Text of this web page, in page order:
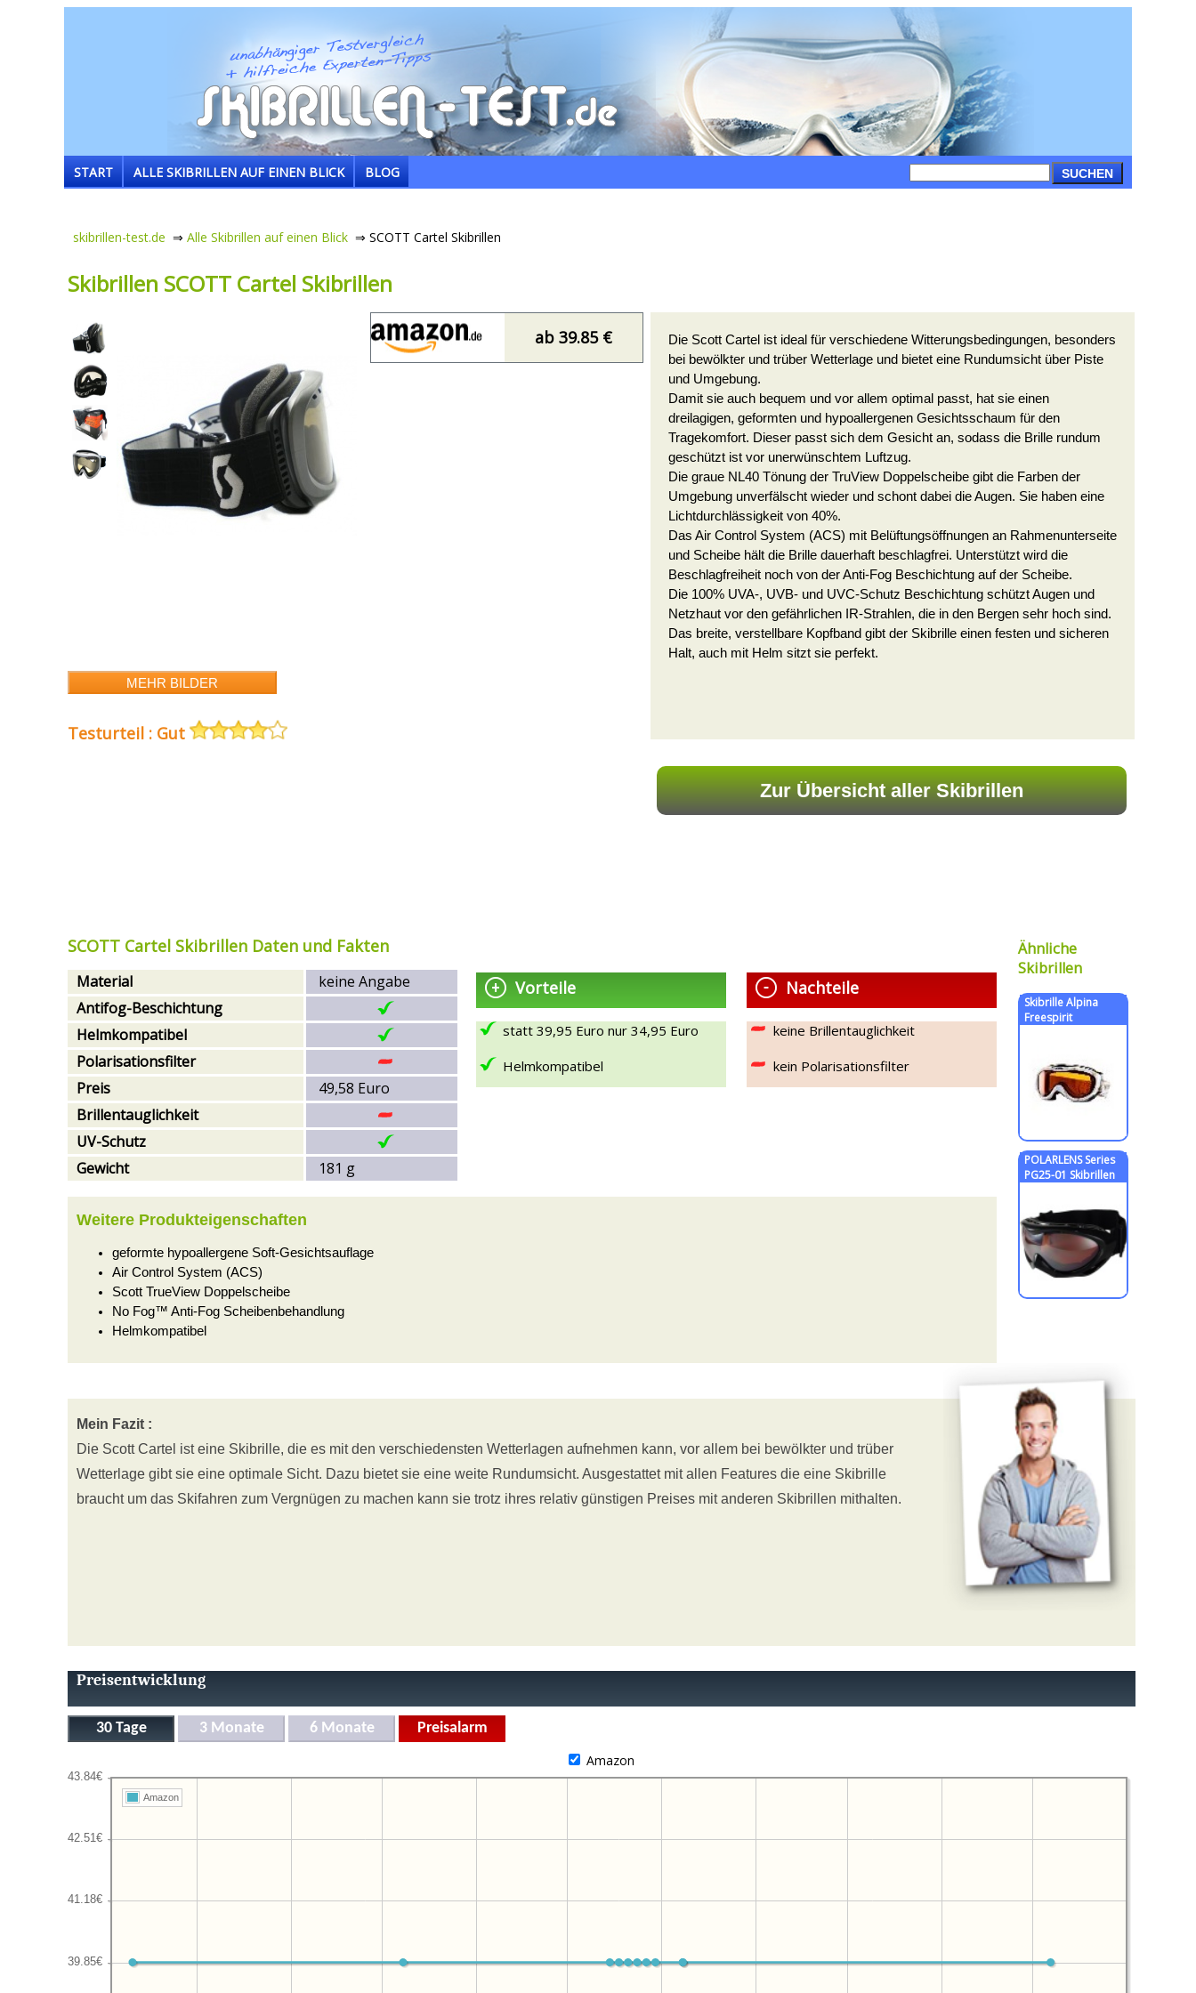
START ALLE SKIBRILLEN AUF EINEN BLICK BLOG SUCHEN
skibrillen-test.de ⇒ Alle Skibrillen auf einen Blick ⇒ SCOTT Cartel Skibrillen
Skibrillen SCOTT Cartel Skibrillen
Testurteil : Gut
ab 39.85 €
Die Scott Cartel ist ideal für verschiedene Witterungsbedingungen, besonders
bei bewölkter und trüber Wetterlage und bietet eine Rundumsicht über Piste
und Umgebung.
Damit sie auch bequem und vor allem optimal passt, hat sie einen
dreilagigen, geformten und hypoallergenen Gesichtsschaum für den
Tragekomfort. Dieser passt sich dem Gesicht an, sodass die Brille rundum
geschützt ist vor unerwünschtem Luftzug.
Die graue NL40 Tönung der TruView Doppelscheibe gibt die Farben der
Umgebung unverfälscht wieder und schont dabei die Augen. Sie haben eine
Lichtdurchlässigkeit von 40%.
Das Air Control System (ACS) mit Belüftungsöffnungen an Rahmenunterseite
und Scheibe hält die Brille dauerhaft beschlagfrei. Unterstützt wird die
Beschlagfreiheit noch von der Anti-Fog Beschichtung auf der Scheibe.
Die 100% UVA-, UVB- und UVC-Schutz Beschichtung schützt Augen und
Netzhaut vor den gefährlichen IR-Strahlen, die in den Bergen sehr hoch sind.
Das breite, verstellbare Kopfband gibt der Skibrille einen festen und sicheren
Halt, auch mit Helm sitzt sie perfekt.
SCOTT Cartel Skibrillen Daten und Fakten
Material
keine Angabe
Antifog-Beschichtung
Helmkompatibel
Polarisationsfilter
Preis
49,58 Euro
Brillentauglichkeit
UV-Schutz
Gewicht
181 g
Vorteile
statt 39,95 Euro nur 34,95 Euro
Helmkompatibel
Nachteile
keine Brillentauglichkeit
kein Polarisationsfilter
Weitere Produkteigenschaften
geformte hypoallergene Soft-Gesichtsauflage
Air Control System (ACS)
Scott TrueView Doppelscheibe
No Fog™ Anti-Fog Scheibenbehandlung
Helmkompatibel
Ähnliche
Skibrillen
Skibrille Alpina
Freespirit
POLARLENS Series
PG25-01 Skibrillen
Mein Fazit :
Die Scott Cartel ist eine Skibrille, die es mit den verschiedensten Wetterlagen aufnehmen kann, vor allem bei bewölkter und trüber
Wetterlage gibt sie eine optimale Sicht. Dazu bietet sie eine weite Rundumsicht. Ausgestattet mit allen Features die eine Skibrille
braucht um das Skifahren zum Vergnügen zu machen kann sie trotz ihres relativ günstigen Preises mit anderen Skibrillen mithalten.
Preisentwicklung
Amazon
Amazon